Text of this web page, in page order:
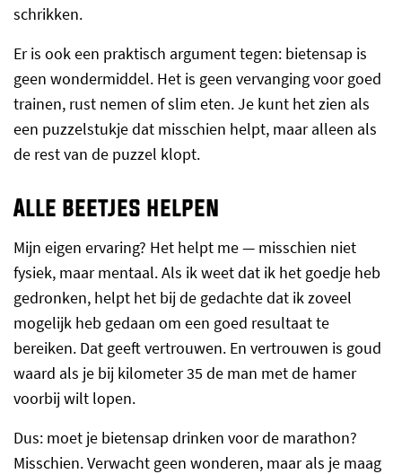
schrikken.
Er is ook een praktisch argument tegen: bietensap is
geen wondermiddel. Het is geen vervanging voor goed
trainen, rust nemen of slim eten. Je kunt het zien als
een puzzelstukje dat misschien helpt, maar alleen als
de rest van de puzzel klopt.
Alle beetjes helpen
Mijn eigen ervaring? Het helpt me — misschien niet
fysiek, maar mentaal. Als ik weet dat ik het goedje heb
gedronken, helpt het bij de gedachte dat ik zoveel
mogelijk heb gedaan om een goed resultaat te
bereiken. Dat geeft vertrouwen. En vertrouwen is goud
waard als je bij kilometer 35 de man met de hamer
voorbij wilt lopen.
Dus: moet je bietensap drinken voor de marathon?
Misschien. Verwacht geen wonderen, maar als je maag